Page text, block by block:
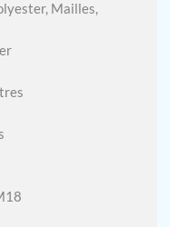
Mailles,